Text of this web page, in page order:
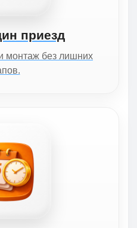
приезд
монтаж без лишних